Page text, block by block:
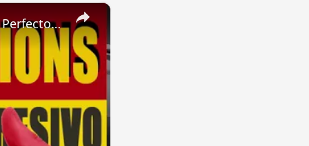
×
SPANISH CONJUGATIONS: Present Perfect Progressive (Presente Perfecto Progresivo)